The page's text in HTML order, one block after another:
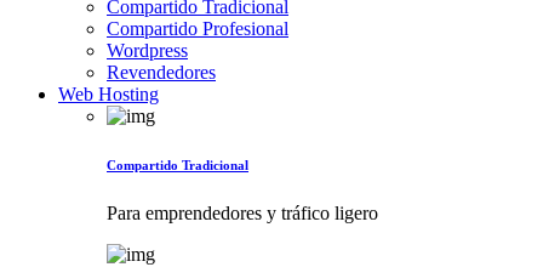
Compartido Tradicional
Compartido Profesional
Wordpress
Revendedores
Web Hosting
Compartido Tradicional
Para emprendedores y tráfico ligero